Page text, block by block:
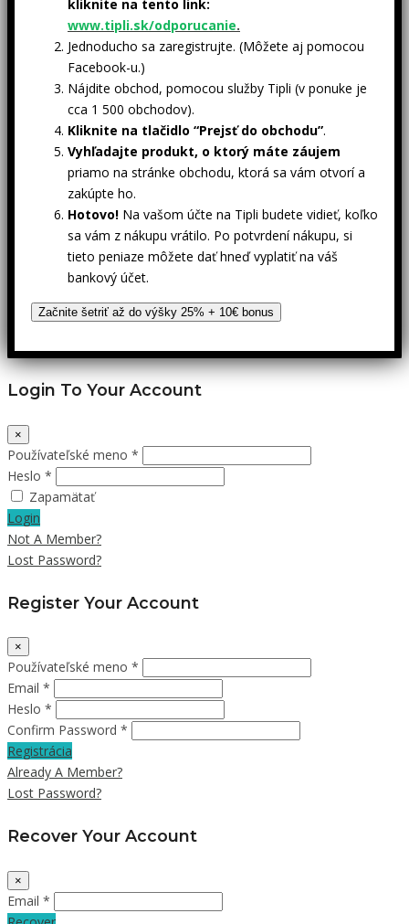
kliknite na tento link:
www.tipli.sk/odporucanie.
Jednoducho sa zaregistrujte. (Môžete aj pomocou
Facebook-u.)
Nájdite obchod, pomocou služby Tipli (v ponuke je
cca 1 500 obchodov).
Kliknite na tlačidlo “Prejsť do obchodu”.
Vyhľadajte produkt, o ktorý máte záujem
priamo na stránke obchodu, ktorá sa vám otvorí a
zakúpte ho.
Hotovo! Na vašom účte na Tipli budete vidieť, koľko
sa vám z nákupu vrátilo. Po potvrdení nákupu, si
tieto peniaze môžete dať hneď vyplatiť na váš
bankový účet.
Začnite šetriť až do výšky 25% + 10€ bonus
Login To Your Account
×
Používateľské meno *
Heslo *
Zapamätať
Login
Not A Member?
Lost Password?
Register Your Account
×
Používateľské meno *
Email *
Heslo *
Confirm Password *
Registrácia
Already A Member?
Lost Password?
Recover Your Account
×
Email *